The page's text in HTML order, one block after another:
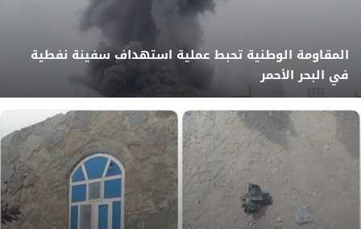
المقاومة الوطنية تحبط عملية استهداف سفينة نفطية
في البحر الأحمر